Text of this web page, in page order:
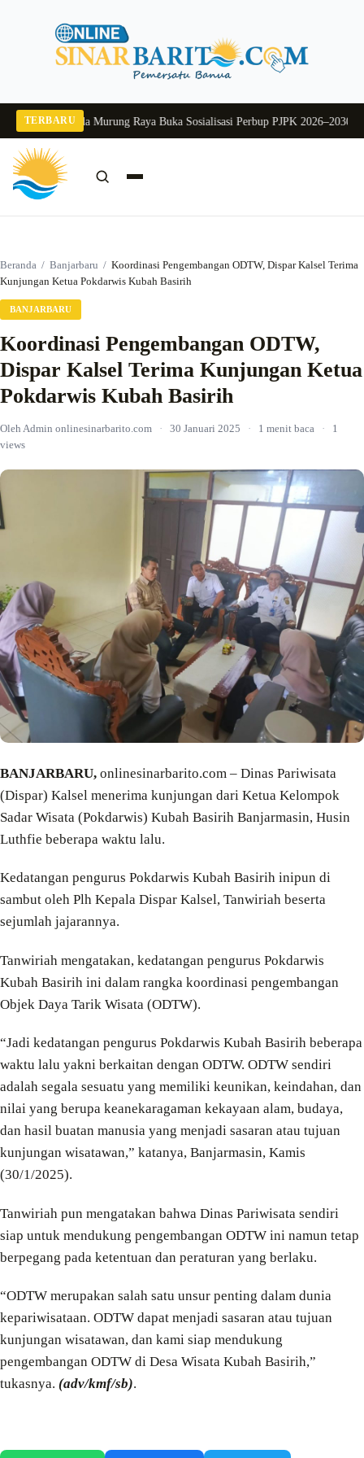
TERBARU
Pj Sekda Murung Raya Buka Sosialisasi Perbup PJPK 2026–2030
Beranda / Banjarbaru / Koordinasi Pengembangan ODTW, Dispar Kalsel Terima
Kunjungan Ketua Pokdarwis Kubah Basirih
BANJARBARU
Koordinasi Pengembangan ODTW,
Dispar Kalsel Terima Kunjungan Ketua
Pokdarwis Kubah Basirih
Oleh Admin onlinesinarbarito.com · 30 Januari 2025 · 1 menit baca ·
1
views
BANJARBARU, onlinesinarbarito.com – Dinas Pariwisata
(Dispar) Kalsel menerima kunjungan dari Ketua Kelompok
Sadar Wisata (Pokdarwis) Kubah Basirih Banjarmasin, Husin
Luthfie beberapa waktu lalu.
Kedatangan pengurus Pokdarwis Kubah Basirih inipun di
sambut oleh Plh Kepala Dispar Kalsel, Tanwiriah beserta
sejumlah jajarannya.
Tanwiriah mengatakan, kedatangan pengurus Pokdarwis
Kubah Basirih ini dalam rangka koordinasi pengembangan
Objek Daya Tarik Wisata (ODTW).
“Jadi kedatangan pengurus Pokdarwis Kubah Basirih beberapa
waktu lalu yakni berkaitan dengan ODTW. ODTW sendiri
adalah segala sesuatu yang memiliki keunikan, keindahan, dan
nilai yang berupa keanekaragaman kekayaan alam, budaya,
dan hasil buatan manusia yang menjadi sasaran atau tujuan
kunjungan wisatawan,” katanya, Banjarmasin, Kamis
(30/1/2025).
Tanwiriah pun mengatakan bahwa Dinas Pariwisata sendiri
siap untuk mendukung pengembangan ODTW ini namun tetap
berpegang pada ketentuan dan peraturan yang berlaku.
“ODTW merupakan salah satu unsur penting dalam dunia
kepariwisataan. ODTW dapat menjadi sasaran atau tujuan
kunjungan wisatawan, dan kami siap mendukung
pengembangan ODTW di Desa Wisata Kubah Basirih,”
tukasnya. (adv/kmf/sb).